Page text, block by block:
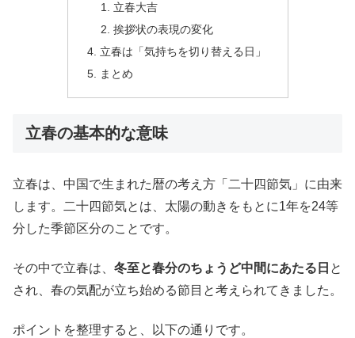
立春大吉
挨拶状の表現の変化
立春は「気持ちを切り替える日」
まとめ
立春の基本的な意味
立春は、中国で生まれた暦の考え方「二十四節気」に由来
します。二十四節気とは、太陽の動きをもとに1年を24等
分した季節区分のことです。
その中で立春は、 冬至と春分のちょうど中間にあたる日 と
され、春の気配が立ち始める節目と考えられてきました。
ポイントを整理すると、以下の通りです。